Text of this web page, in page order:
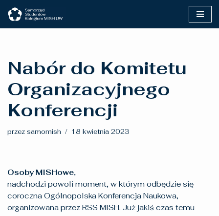
Przejdź
Nabór do Komitetu
Organizacyjnego
Konferencji
przez samomish 18 kwietnia 2023
Osoby MISHowe,
nadchodzi powoli moment, w którym odbędzie się
coroczna Ogólnopolska Konferencja Naukowa,
organizowana przez RSS MISH. Już jakiś czas temu